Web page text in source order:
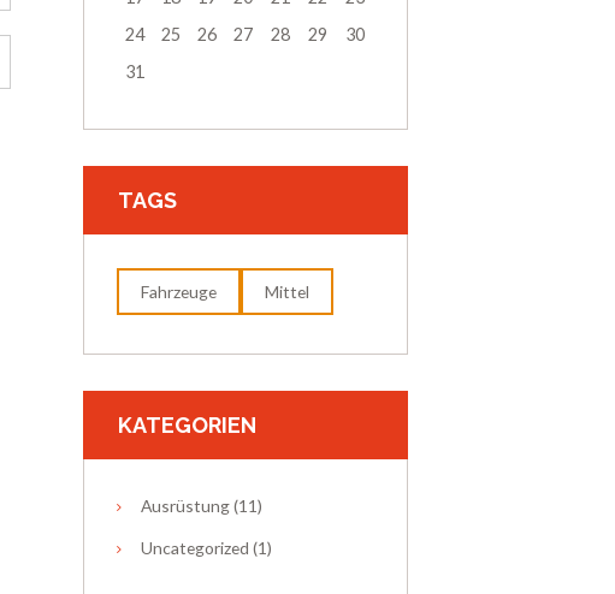
24
25 26 27 28 29
30
31
TAGS
Fahrzeuge Mittel
KATEGORIEN
Ausrüstung(11)
Uncategorized (1)